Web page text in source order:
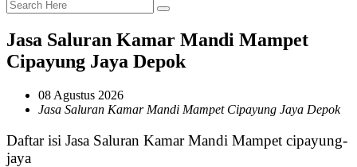
Jasa Saluran Kamar Mandi Mampet
Cipayung Jaya Depok
08 Agustus 2026
Jasa Saluran Kamar Mandi Mampet Cipayung Jaya Depok
Daftar isi Jasa Saluran Kamar Mandi Mampet cipayung-
jaya